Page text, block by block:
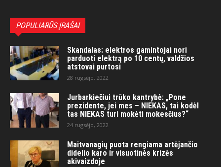
POPULIARŪS ĮRAŠAI
Skandalas: elektros gamintojai nori
parduoti elektrą po 10 centų, valdžios
atstovai purtosi
28 rugsėjo, 2022
Jurbarkiečiui trūko kantrybė: „Pone
prezidente, jei mes – NIEKAS, tai kodėl
tas NIEKAS turi mokėti mokesčius?“
24 rugsėjo, 2022
Maitvanagių puota rengiama artėjančio
didelio karo ir visuotinės krizės
akivaizdoje